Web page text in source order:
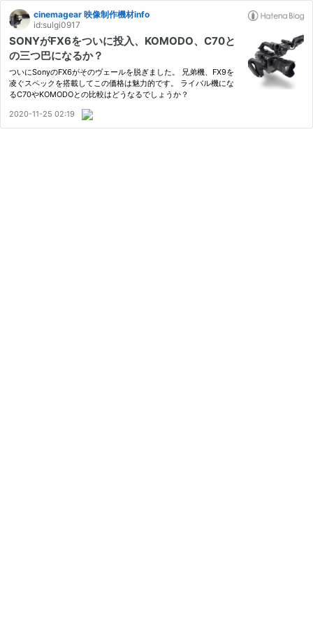
cinemagear 映像制作機材info
id:sulgi0917
SONYがFX6をついに投入、KOMODO、C70と
の三つ巴になるか？
ついにSonyのFX6がそのヴェールを脱ぎました。 兄弟機、FX9を
凌ぐスペックを搭載してこの価格は魅力的です。 ライバル機にな
るC70やKOMODOとの比較はどうなるでしょうか？
2020-11-25 02:19